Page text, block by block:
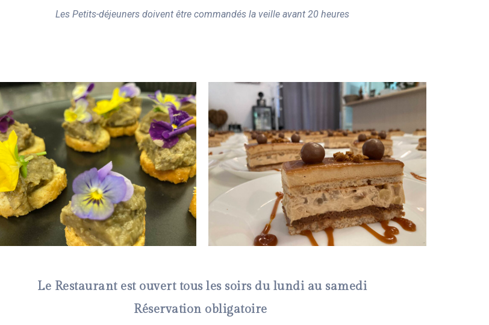
Les Petits-déjeuners doivent être commandés la veille avant 20 heures
Le Restaurant est ouvert tous les soirs du lundi au samedi
Réservation obligatoire